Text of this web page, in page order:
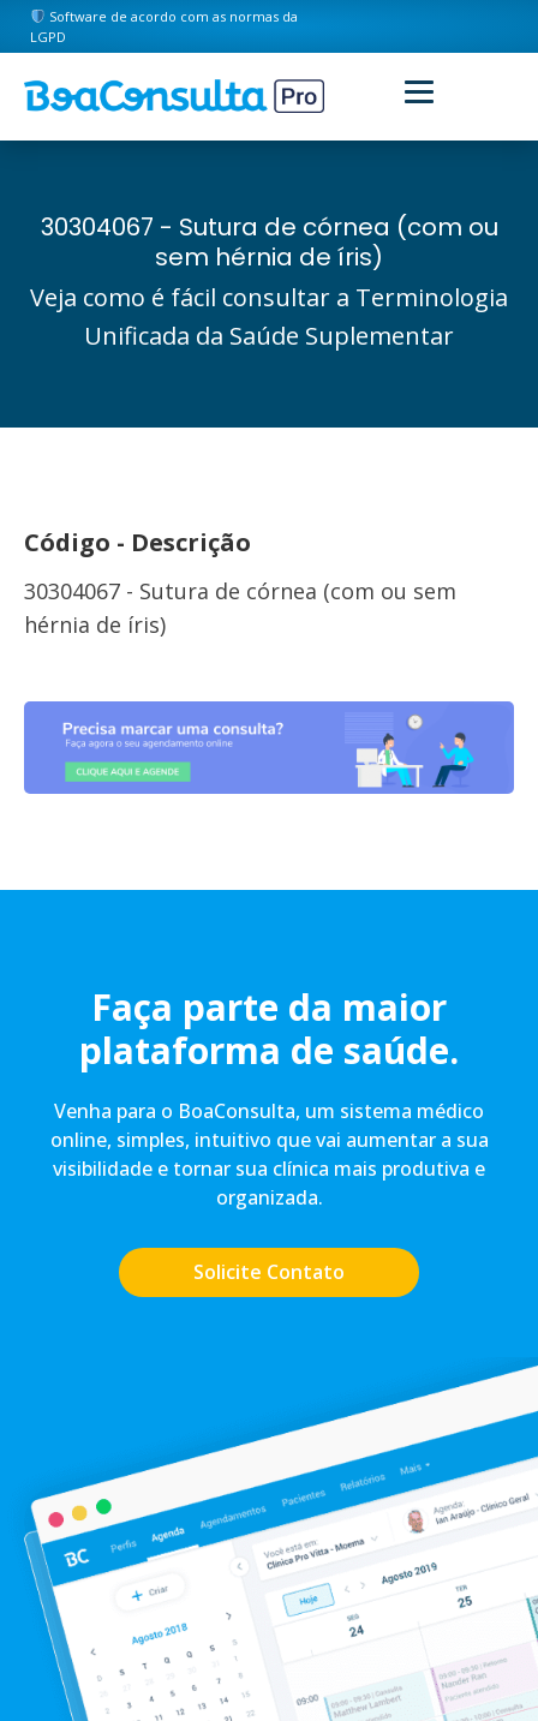
Software de acordo com as normas da
LGPD
30304067 - Sutura de córnea (com ou
sem hérnia de íris)
Veja como é fácil consultar a Terminologia
Unificada da Saúde Suplementar
Código - Descrição
30304067 - Sutura de córnea (com ou sem
hérnia de íris)
Faça parte da maior
plataforma de saúde.
Venha para o BoaConsulta, um sistema médico
online, simples, intuitivo que vai aumentar a sua
visibilidade e tornar sua clínica mais produtiva e
organizada.
Solicite Contato